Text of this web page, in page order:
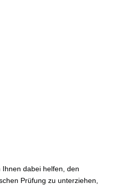
dabei helfen, den
Prüfung zu unterziehen,